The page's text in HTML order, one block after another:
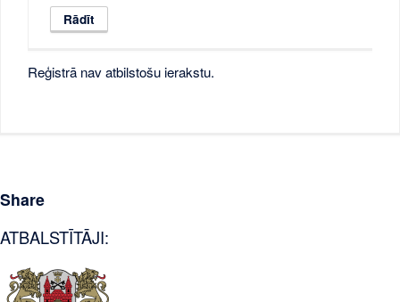
Reģistrā nav atbilstošu ierakstu.
Share
ATBALSTĪTĀJI: